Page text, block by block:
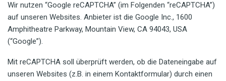
Wir nutzen “Google reCAPTCHA” (im Folgenden “reCAPTCHA”)
auf unseren Websites. Anbieter ist die Google Inc., 1600
Amphitheatre Parkway, Mountain View, CA 94043, USA
(“Google”).
Mit reCAPTCHA soll überprüft werden, ob die Dateneingabe auf
unseren Websites (z.B. in einem Kontaktformular) durch einen